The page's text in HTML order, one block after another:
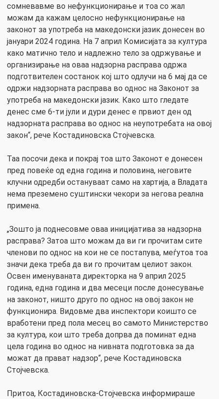
сомневавме во нефункционирање и тоа со жал
можам да кажам целосно нефункционирање на
законот за употреба на македонски јазик донесен во
јануари 2024 година. На 7 април Комисијата за култура
како матично тело и надлежно тело за одржување и
организирање на оваа надзорна расправа одржа
подготвителен состанок кој што одлучи на 6 мај да се
одржи надзорната расправа во однос на Законот за
употреба на македонски јазик. Како што гледате
денес сме 6-ти јули и дури денес е првиот ден од
надзорната расправа во однос на неупотребата на овој
закон“, рече Костадиновска Стојчевска.
Таа посочи дека и покрај тоа што Законот е донесен
пред повеќе од една година и половина, неговите
клучни одредби остануваат само на хартија, а Владата
нема преземено суштински чекори за негова реална
примена.
„Зошто ја поднесовме оваа иницијатива за надзорна
расправа? Затоа што можам да ви ги прочитам сите
членови по однос на кои не се постапува, меѓутоа тоа
значи дека треба да ви го прочитам целиот закон.
Освен именуваната директорка на 9 април 2025
година, една година и два месеци после донесување
на законот, ништо друго по однос на овој закон не
функционира. Видовме два инспектори коишто се
вработени пред пола месец во самото Министерство
за култура, кои што треба допрва да поминат една
цела година во однос на нивната подготовка за да
можат да прават надзор“, рече Костадиновска
Стојчевска.
Притоа, Костадиновска-Стојчевска информираше